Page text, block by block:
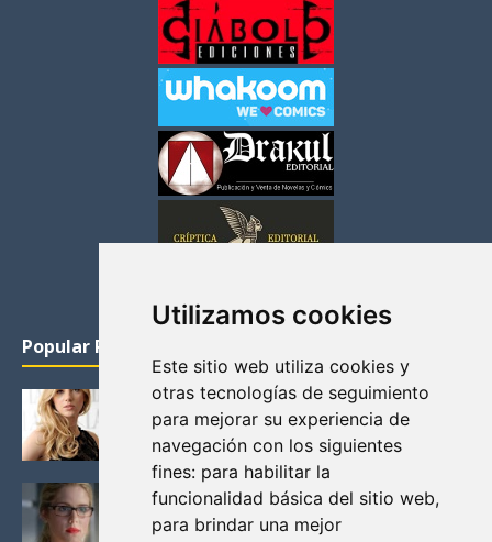
Utilizamos cookies
Este sitio web utiliza cookies y
otras tecnologías de seguimiento
para mejorar su experiencia de
navegación con los siguientes
fines: para habilitar la
funcionalidad básica del sitio web,
para brindar una mejor
Popular Posts
KATHERYN WINNICK: LA ACTRIZ MAS GUAPA DE
VIKINGOS
Junio 14, 2013
FELICITY (EMILY BETT RICKARDS), LAS FOTOS
MAS BONITAS DE LA ALIADA DE ARROW
Noviembre 30, 2013